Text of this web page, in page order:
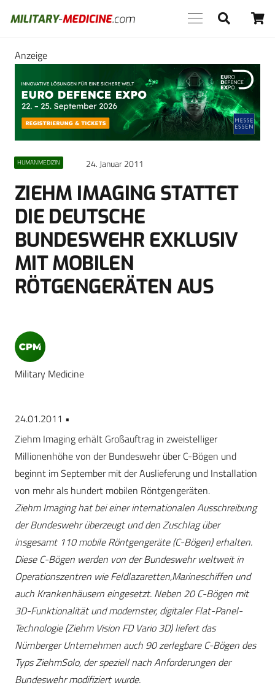
Anzeige
HUMANMEDIZIN 24. Januar 2011
ZIEHM IMAGING STATTET
DIE DEUTSCHE
BUNDESWEHR EXKLUSIV
MIT MOBILEN
RÖTGENGERÄTEN AUS
Military Medicine
24.01.2011 •
Ziehm Imaging erhält Großauftrag in zweistelliger
Millionenhöhe von der Bundeswehr über C-Bögen und
beginnt im September mit der Auslieferung und Installation
von mehr als hundert mobilen Röntgengeräten.
Ziehm Imaging hat bei einer internationalen Ausschreibung
der Bundeswehr überzeugt und den Zuschlag über
insgesamt 110 mobile Röntgengeräte (C-Bögen) erhalten.
Diese C-Bögen werden von der Bundeswehr weltweit in
Operationszentren wie Feldlazaretten,Marineschiffen und
auch Krankenhäusern eingesetzt. Neben 20 C-Bögen mit
3D-Funktionalität und modernster, digitaler Flat-Panel-
Technologie (Ziehm Vision FD Vario 3D) liefert das
Nürnberger Unternehmen auch 90 zerlegbare C-Bögen des
Typs ZiehmSolo, der speziell nach Anforderungen der
Bundeswehr modifiziert wurde.